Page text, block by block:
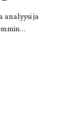
analyysi ja